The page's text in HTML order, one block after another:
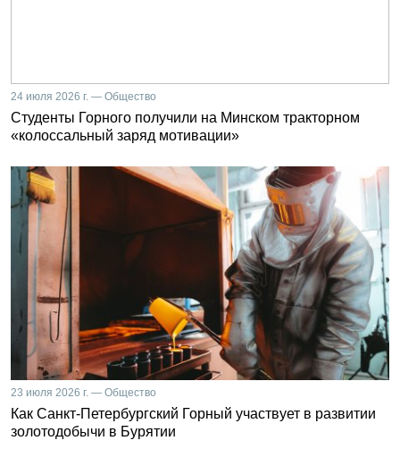
24 июля 2026 г. — Общество
Студенты Горного получили на Минском тракторном
«колоссальный заряд мотивации»
23 июля 2026 г. — Общество
Как Санкт-Петербургский Горный участвует в развитии
золотодобычи в Бурятии